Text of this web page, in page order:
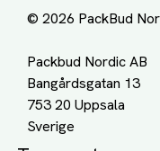
© 2026 PackBud
Packbud Nordic AB
Bangårdsgatan 13
753 20 Uppsala